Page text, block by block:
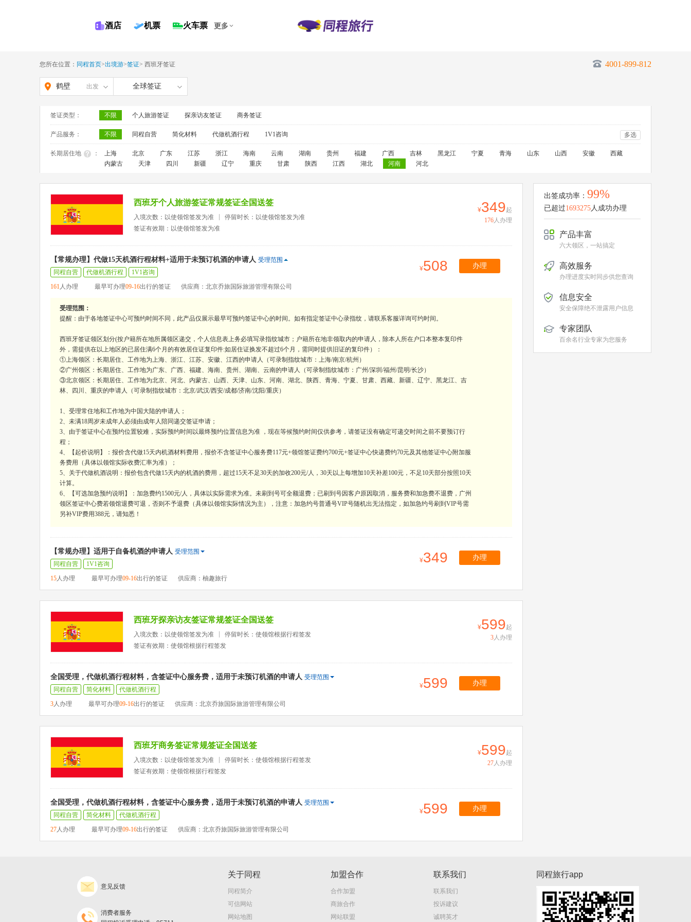
酒店 机票 火车票 更多
您所在位置： 同程首页>出境游>签证> 西班牙签证 4001-899-812
鹤壁 出发 全球签证
签证类型： 不限 个人旅游签证 探亲访友签证 商务签证
产品服务： 不限 同程自营 简化材料 代做机酒行程 1V1咨询 多选
长期居住地 ： 上海 北京 广东 江苏 浙江 海南 云南 湖南 贵州 福建 广西 吉林 黑龙江 宁夏 青海 山东 山西 安徽
西藏
内蒙古
天津 四川 新疆 辽宁 重庆 甘肃 陕西 江西 湖北 河南 河北
西班牙个人旅游签证常规签证全国送签
入境次数：以使领馆签发为准
停留时长：以使领馆签发为准
签证有效期：以使领馆签发为准
349起
176人办理
【常规办理】代做15天机酒行程材料+适用于未预订机酒的申请人 受理范围
同程自营
代做机酒行程
1V1咨询
161人办理 最早可办理09-16出行的签证 供应商：北京乔旅国际旅游管理有限公司
508 办理
受理范围：
提醒：由于各地签证中心可预约时间不同，此产品仅展示最早可预约签证中心的时间。如有指定签证中心录指纹，请联系客服详询可约时间。
西班牙签证领区划分(按户籍所在地所属领区递交，个人信息表上务必填写录指纹城市；户籍所在地非领取内的申请人，除本人所在户口本整本复印件
外，需提供在以上地区的已居住满6个月的有效居住证复印件:如居住证换发不超过6个月，需同时提供旧证的复印件）：
①上海领区：长期居住、工作地为上海、浙江、江苏、安徽、江西的申请人（可录制指纹城市：上海/南京/杭州）
②广州领区：长期居住、工作地为广东、广西、福建、海南、贵州、湖南、云南的申请人（可录制指纹城市：广州/深圳/福州/昆明/长沙）
③北京领区：长期居住、工作地为北京、河北、内蒙古、山西、天津、山东、河南、湖北、陕西、青海、宁夏、甘肃、西藏、新疆、辽宁、黑龙江、吉
林、四川、重庆的申请人（可录制指纹城市：北京/武汉/西安/成都/济南/沈阳/重庆）
1、受理常住地和工作地为中国大陆的申请人；
2、未满18周岁未成年人必须由成年人陪同递交签证申请；
3、由于签证中心在预约位置较难，实际预约时间以最终预约位置信息为准 ，现在等候预约时间仅供参考，请签证没有确定可递交时间之前不要预订行
程；
4、【起价说明】：报价含代做15天内机酒材料费用，报价不含签证中心服务费117元+领馆签证费约700元+签证中心快递费约70元及其他签证中心附加服
务费用（具体以领馆实际收费汇率为准）；
5、关于代做机酒说明：报价包含代做15天内的机酒的费用，超过15天不足30天的加收200元/人，30天以上每增加10天补差100元，不足10天部分按照10天
计算。
6、【可选加急预约说明】：加急费约1500元/人，具体以实际需求为准。未刷到号可全额退费；已刷到号因客户原因取消，服务费和加急费不退费，广州
领区签证中心费若领馆退费可退，否则不予退费（具体以领馆实际情况为主），注意：加急约号普通号VIP号随机出无法指定，如加急约号刷到VIP号需
另补VIP费用388元，请知悉！
【常规办理】适用于自备机酒的申请人 受理范围
同程自营
1V1咨询
15人办理 最早可办理09-16出行的签证 供应商：柚趣旅行
349 办理
西班牙探亲访友签证常规签证全国送签
入境次数：以使领馆签发为准
停留时长：使领馆根据行程签发
签证有效期：使领馆根据行程签发
599起
3人办理
全国受理，代做机酒行程材料，含签证中心服务费，适用于未预订机酒的申请人 受理范围
同程自营
简化材料
代做机酒行程
3人办理 最早可办理09-16出行的签证 供应商：北京乔旅国际旅游管理有限公司
599 办理
西班牙商务签证常规签证全国送签
入境次数：以使领馆签发为准
停留时长：使领馆根据行程签发
签证有效期：使领馆根据行程签发
599起
27人办理
全国受理，代做机酒行程材料，含签证中心服务费，适用于未预订机酒的申请人 受理范围
同程自营
简化材料
代做机酒行程
27人办理 最早可办理09-16出行的签证 供应商：北京乔旅国际旅游管理有限公司
599 办理
出签成功率： 99%
已超过1693275人成功办理
产品丰富
六大领区，一站搞定
高效服务
办理进度实时同步供您查询
信息安全
安全保障绝不泄露用户信息
专家团队
百余名行业专家为您服务
意见反馈
消费者服务
关于同程
同程简介
可信网站
网站地图
加盟合作
合作加盟
商旅合作
网站联盟
联系我们
联系我们
投诉建议
诚聘英才
同程旅行app